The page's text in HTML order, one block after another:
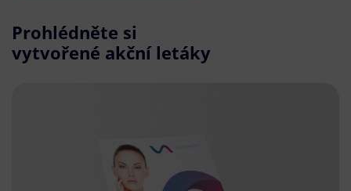
Prohlédněte si
vytvořené akční letáky